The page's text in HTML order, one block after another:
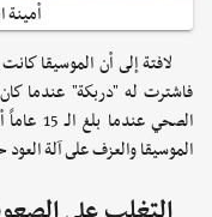
لافتة إلى أن الموسيقا
فاشترت له "دربكة" عندما
الصحي
الموسيقا والعزف على آلة